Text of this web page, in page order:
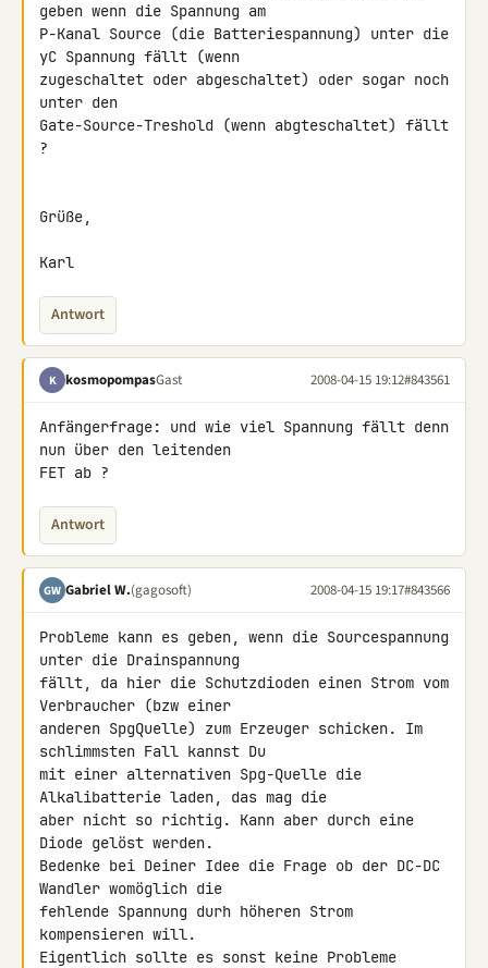
geben wenn die Spannung am
P-Kanal Source (die Batteriespannung) unter die
yC Spannung fällt (wenn
zugeschaltet oder abgeschaltet) oder sogar noch
unter den
Gate-Source-Treshold (wenn abgteschaltet) fällt
?
Grüße,
Karl
Antwort
K kosmopompasGast 2008-04-15 19:12#843561
Anfängerfrage: und wie viel Spannung fällt denn
nun über den leitenden
FET ab ?
Antwort
GW Gabriel W.(gagosoft) 2008-04-15 19:17#843566
Probleme kann es geben, wenn die Sourcespannung
unter die Drainspannung
fällt, da hier die Schutzdioden einen Strom vom
Verbraucher (bzw einer
anderen SpgQuelle) zum Erzeuger schicken. Im
schlimmsten Fall kannst Du
mit einer alternativen Spg-Quelle die
Alkalibatterie laden, das mag die
aber nicht so richtig. Kann aber durch eine
Diode gelöst werden.
Bedenke bei Deiner Idee die Frage ob der DC-DC
Wandler womöglich die
fehlende Spannung durh höheren Strom
kompensieren will.
Eigentlich sollte es sonst keine Probleme